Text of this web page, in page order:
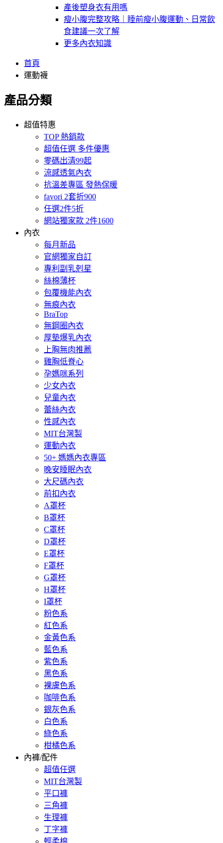
產後塑身衣有用嗎
瘦小腹完整攻略｜睡前瘦小腹運動、日常飲
食建議一次了解
更多內衣知識
首頁
運動襪
產品分類
超值特惠
TOP 熱銷款
超值任選 多件優惠
零碼出清99起
涼感透氣內衣
抗溫差專區 發熱保暖
favori 2套折900
任選2件5折
網站獨家款 2件1600
內衣
每月新品
官網獨家自訂
專利副乳剋星
絲棉薄杯
包覆機能內衣
無痕內衣
BraTop
無鋼圈內衣
厚墊爆乳內衣
上胸無肉推薦
雞胸低脊心
孕媽咪系列
少女內衣
兒童內衣
蕾絲內衣
性感內衣
MIT台灣製
運動內衣
50+ 媽媽內衣專區
晚安睡眠內衣
大尺碼內衣
前扣內衣
A罩杯
B罩杯
C罩杯
D罩杯
E罩杯
F罩杯
G罩杯
H罩杯
I罩杯
粉色系
紅色系
金黃色系
藍色系
紫色系
黑色系
裸膚色系
咖啡色系
銀灰色系
白色系
綠色系
柑橘色系
內褲/配件
超值任選
MIT台灣製
平口褲
三角褲
生理褲
丁字褲
輕柔棉